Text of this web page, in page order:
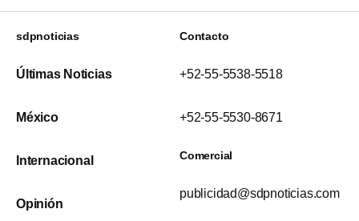
sdpnoticias
Últimas Noticias
México
Internacional
Opinión
Contacto
+52-55-5538-5518
+52-55-5530-8671
Comercial
publicidad@sdpnoticias.com